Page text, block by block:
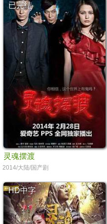
已完结
灵魂摆渡
2014/大陆/国产剧
HD中字